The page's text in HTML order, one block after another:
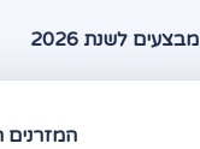
מבצעים לשנת 2026
המזרנים